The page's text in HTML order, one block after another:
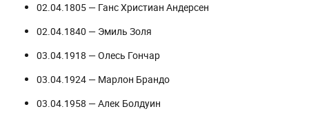
02.04.1805 — Ганс Христиан Андерсен
02.04.1840 — Эмиль Золя
03.04.1918 — Олесь Гончар
03.04.1924 — Марлон Брандо
03.04.1958 — Алек Болдуин